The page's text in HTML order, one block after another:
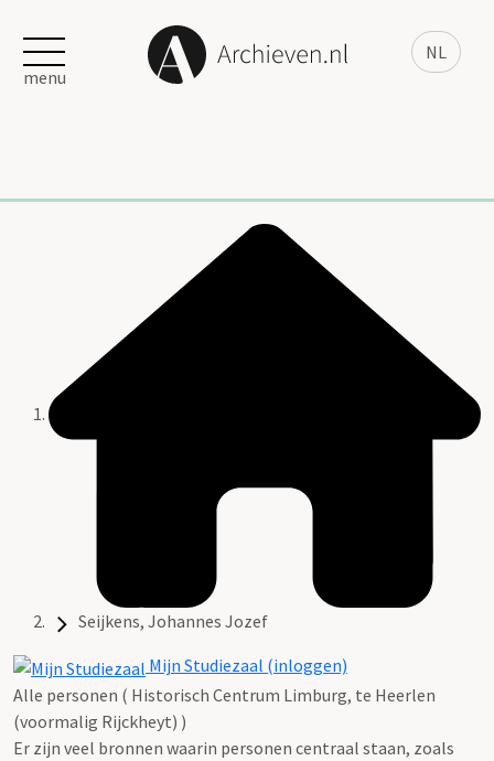
NL
menu
Seijkens, Johannes Jozef
Mijn Studiezaal (inloggen)
Alle personen ( Historisch Centrum Limburg, te Heerlen
(voormalig Rijckheyt) )
Er zijn veel bronnen waarin personen centraal staan, zoals